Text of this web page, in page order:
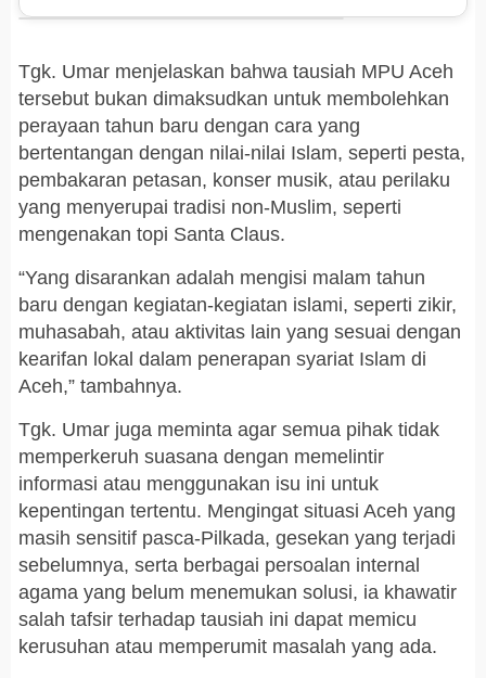
Tgk. Umar menjelaskan bahwa tausiah MPU Aceh
tersebut bukan dimaksudkan untuk membolehkan
perayaan tahun baru dengan cara yang
bertentangan dengan nilai-nilai Islam, seperti pesta,
pembakaran petasan, konser musik, atau perilaku
yang menyerupai tradisi non-Muslim, seperti
mengenakan topi Santa Claus.
“Yang disarankan adalah mengisi malam tahun
baru dengan kegiatan-kegiatan islami, seperti zikir,
muhasabah, atau aktivitas lain yang sesuai dengan
kearifan lokal dalam penerapan syariat Islam di
Aceh,” tambahnya.
Tgk. Umar juga meminta agar semua pihak tidak
memperkeruh suasana dengan memelintir
informasi atau menggunakan isu ini untuk
kepentingan tertentu. Mengingat situasi Aceh yang
masih sensitif pasca-Pilkada, gesekan yang terjadi
sebelumnya, serta berbagai persoalan internal
agama yang belum menemukan solusi, ia khawatir
salah tafsir terhadap tausiah ini dapat memicu
kerusuhan atau memperumit masalah yang ada.